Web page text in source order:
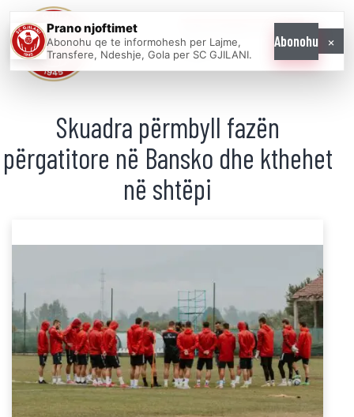
ONE
Skuadra përmbyll fazën
përgatitore në Bansko dhe kthehet
në shtëpi
Prano njoftimet
Abonohu qe te informohesh per Lajme,
Transfere, Ndeshje, Gola per SC GJILANI.
Abonohu ×